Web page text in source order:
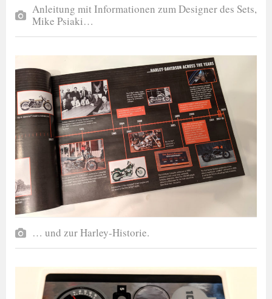
Anleitung mit Informationen zum Designer des Sets,
Mike Psiaki…
… und zur Harley-Historie.